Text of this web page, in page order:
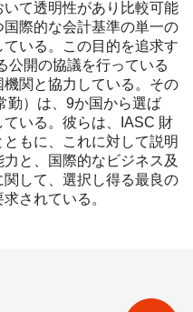
て透明性があり比較可能
際的な会計基準の単一の
いる。この目的を追求す
公開の協議を行っている
関と協力している。その
勤）は、9か国から選ば
いる。彼らは、IASC 財
もに、これに対して説明
と、国際的なビジネス及
して、選択し得る最良の
されている。